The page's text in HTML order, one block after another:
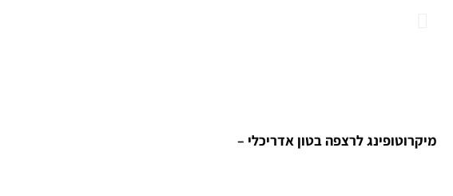
מיקרוטופינג לרצפה בטון אדריכלי –